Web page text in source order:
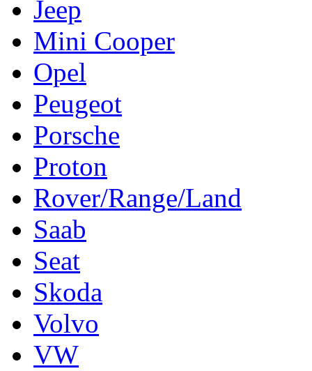
Jeep
Mini Cooper
Opel
Peugeot
Porsche
Proton
Rover/Range/Land
Saab
Seat
Skoda
Volvo
VW